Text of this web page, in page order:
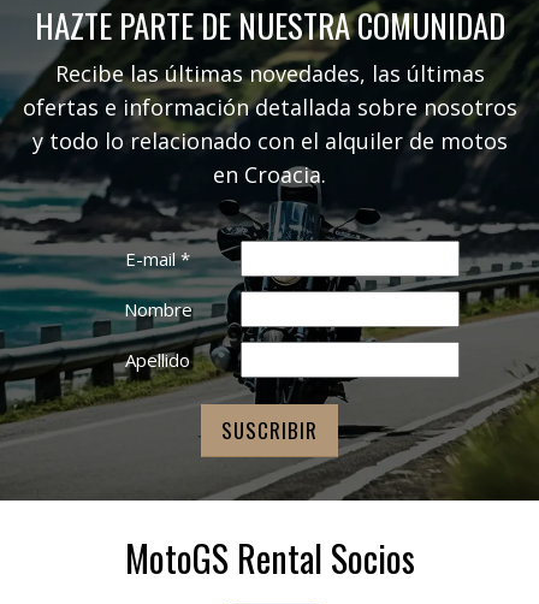
HAZTE PARTE DE NUESTRA COMUNIDAD
Recibe las últimas novedades, las últimas
ofertas e información detallada sobre nosotros
y todo lo relacionado con el alquiler de motos
en Croacia.
E-mail*
Nombre
Apellido
MotoGS Rental Socios